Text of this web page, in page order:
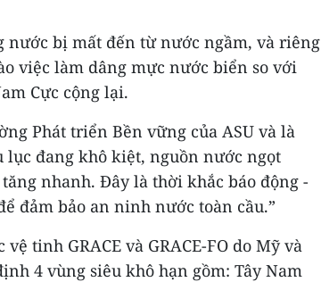
nước bị mất đến từ nước ngầm, và riêng
việc làm dâng mực nước biển so với
Cực cộng lại.
Phát triển Bền vững của ASU và là
lục đang khô kiệt, nguồn nước ngọt
nhanh. Đây là thời khắc báo động -
đảm bảo an ninh nước toàn cầu.”
tinh GRACE và GRACE-FO do Mỹ và
4 vùng siêu khô hạn gồm: Tây Nam